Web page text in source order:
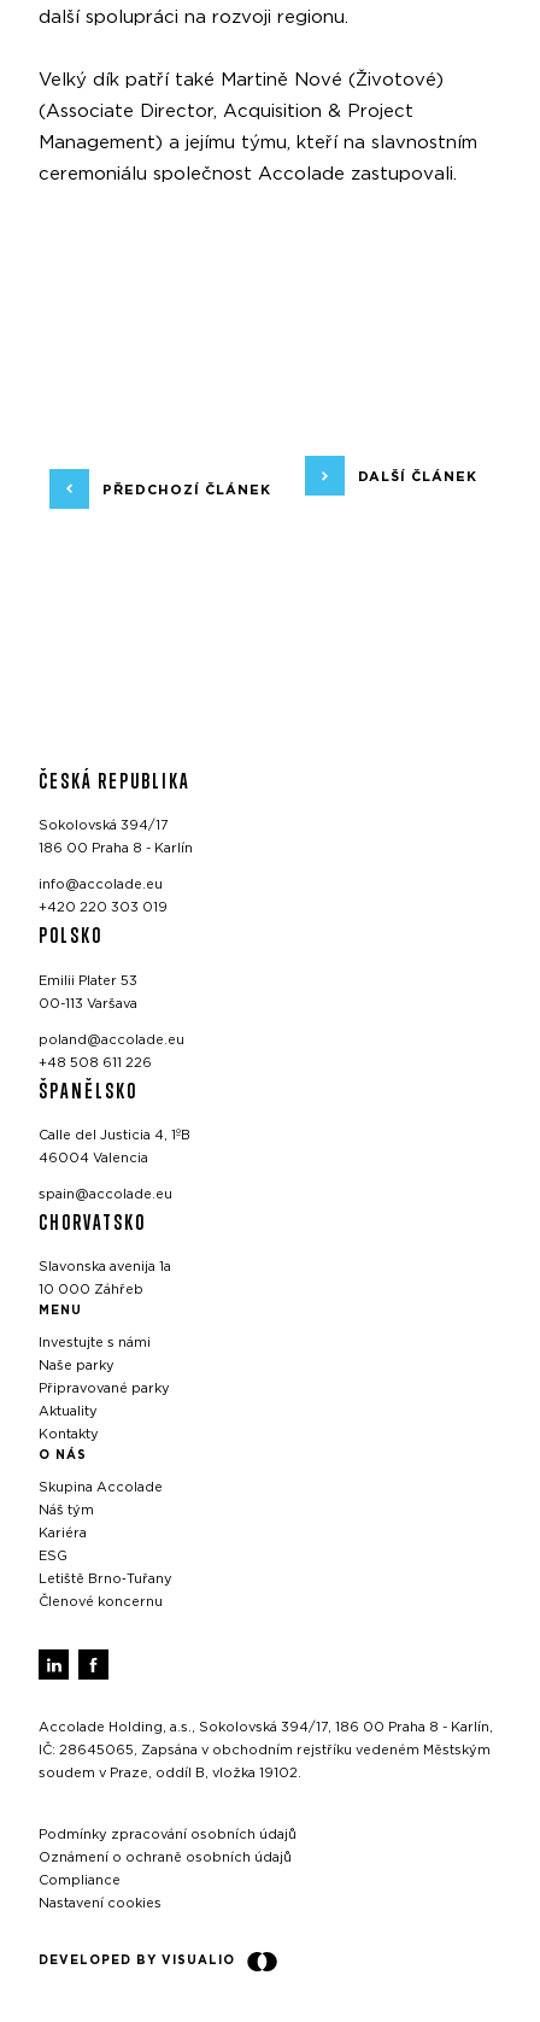
další spolupráci na rozvoji regionu.
Velký dík patří také Martině Nové (Životové)
(Associate Director, Acquisition & Project
Management) a jejímu týmu, kteří na slavnostním
ceremoniálu společnost Accolade zastupovali.
PŘEDCHOZÍ ČLÁNEK
DALŠÍ ČLÁNEK
ČESKÁ REPUBLIKA
Sokolovská 394/17
186 00 Praha 8 - Karlín
info@accolade.eu
+420 220 303 019
POLSKO
Emilii Plater 53
00-113 Varšava
poland@accolade.eu
+48 508 611 226
ŠPANĚLSKO
Calle del Justicia 4, 1ºB
46004 Valencia
spain@accolade.eu
CHORVATSKO
Slavonska avenija 1a
10 000 Záhřeb
MENU
Investujte s námi
Naše parky
Připravované parky
Aktuality
Kontakty
O NÁS
Skupina Accolade
Náš tým
Kariéra
ESG
Letiště Brno‑Tuřany
Členové koncernu
Accolade Holding, a.s., Sokolovská 394/17, 186 00 Praha 8 - Karlín,
IČ: 28645065, Zapsána v obchodním rejstříku vedeném Městským
soudem v Praze, oddíl B, vložka 19102.
Podmínky zpracování osobních údajů
Oznámení o ochraně osobních údajů
Compliance
Nastavení cookies
DEVELOPED BY VISUALIO